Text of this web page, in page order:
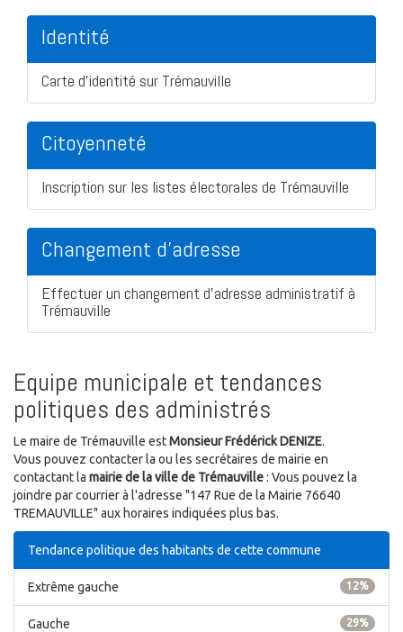
Identité
Carte d'identité sur Trémauville
Citoyenneté
Inscription sur les listes électorales de Trémauville
Changement d'adresse
Effectuer un changement d'adresse administratif à
Trémauville
Equipe municipale et tendances
politiques des administrés
Le maire de Trémauville estMonsieur Frédérick DENIZE.
Vous pouvez contacter la ou les secrétaires de mairie en
contactant la mairie de la ville de Trémauville: Vous pouvez la
joindre par courrier à l'adresse "147 Rue de la Mairie 76640
TREMAUVILLE" aux horaires indiquées plus bas.
Tendance politique des habitants de cette commune
12%
Extrême gauche
29%
Gauche